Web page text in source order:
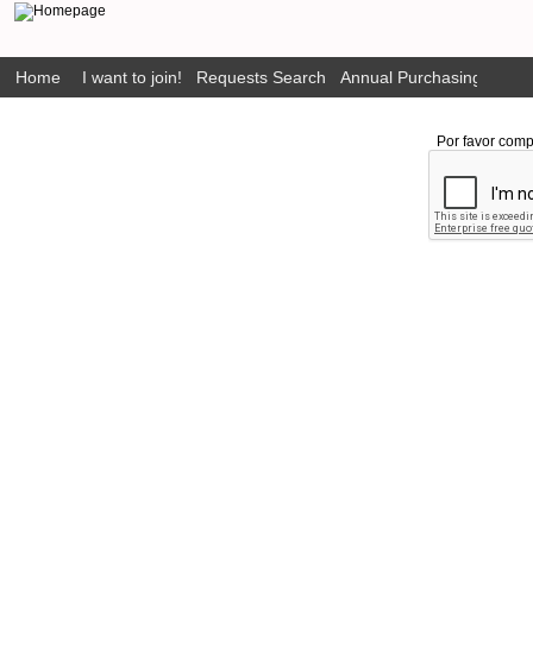
Home I want to join! Requests Search Annual Purchasing Plan
Por favor